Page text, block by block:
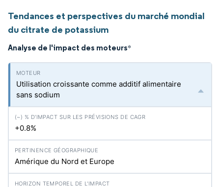
Tendances et perspectives du marché mondial
du citrate de potassium
Analyse de l'impact des moteurs*
Utilisation croissante comme additif alimentaire
sans sodium
+0.8%
Amérique du Nord et Europe